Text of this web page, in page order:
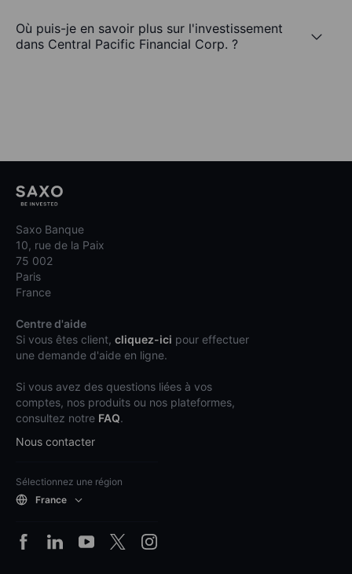
Où puis-je en savoir plus sur l'investissement
dans Central Pacific Financial Corp. ?
Saxo Banque
10, rue de la Paix
75 002
Paris
France
Centre d'aide
Si vous êtes client, cliquez-ici pour effectuer
une demande d'aide en ligne.
Si vous avez des questions liées à vos
comptes, nos produits ou nos plateformes,
consultez notre FAQ.
Nous contacter
Sélectionnez une région
France